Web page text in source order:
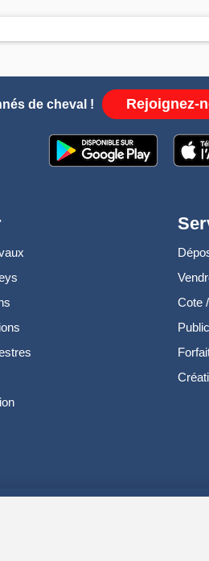
de cheval ! Rejoignez-
Cote
SAS - R.C.S. DOLE 504 811 373 -